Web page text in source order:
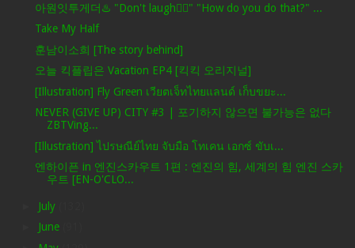
아원잇투게더♨️ "Don't laugh🙅‍♀️" "How do you do that?" ...
Take My Half
훈남이소희 [The story behind]
오늘 킥플립은 Vacation EP4 [킥킥 오리지널]
[Illustration] Fly Green เวียตเจ็ทไทยแลนด์ เก็บขยะ...
NEVER (GIVE UP) CITY #3 | 포기하지 않으면 불가능은 없다
ZBTVing...
[Illustration] ไปรษณีย์ไทย จับมือ โทเคน เอกซ์ ขับเ...
엔하이픈 in 엔진스카우트 1편 : 엔진의 힘, 세계의 힘 엔진 스카
우트 [EN-O'CLO...
July
June